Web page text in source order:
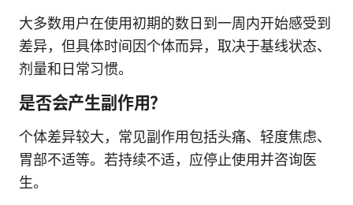
大多数用户在使用初期的数日到一周内开始感受到
差异，但具体时间因个体而异，取决于基线状态、
剂量和日常习惯。
是否会产生副作用？
个体差异较大，常见副作用包括头痛、轻度焦虑、
胃部不适等。若持续不适，应停止使用并咨询医
生。